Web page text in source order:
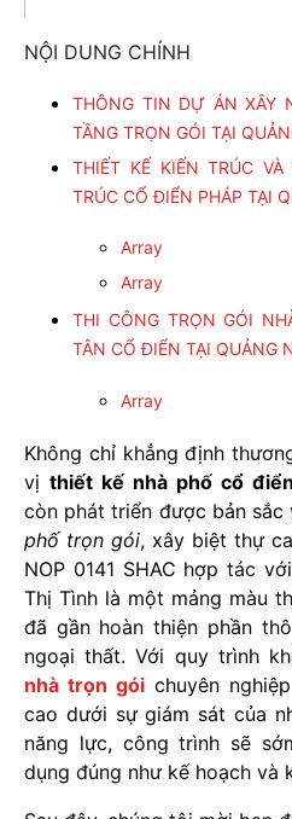
NỘI DUNG CHÍNH
THÔNG TIN DỰ ÁN XÂY
TẦNG TRỌN GÓI TẠI
THIẾT KẾ KIẾN TRÚC
TRÚC CỔ ĐIỂN PHÁP TẠI
Array
Array
THI CÔNG TRỌN GÓI
TÂN CỔ ĐIỂN TẠI QUẢNG
Array
Không chỉ khẳng định
vị thiết kế nhà phố cổ
còn phát triển được bản sắc
phố trọn gói, xây biệt thự
NOP 0141 SHAC hợp tác
Thị Tình là một mảng màu
đã gần hoàn thiện phần
ngoại thất. Với quy trình
nhà trọn gói chuyên
cao dưới sự giám sát của
năng lực, công trình sẽ
dụng đúng như kế hoạch và